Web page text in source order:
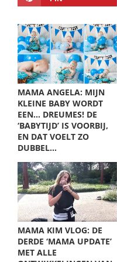
MAMA ANGELA: MIJN
KLEINE BABY WORDT
EEN… DREUMES! DE
‘BABYTIJD’ IS VOORBIJ,
EN DAT VOELT ZO
DUBBEL…
MAMA KIM VLOG: DE
DERDE ‘MAMA UPDATE’
MET ALLE